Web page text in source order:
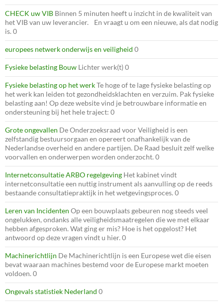
CHECK uw VIB Binnen 5 minuten heeft u inzicht in de kwaliteit van
het VIB van uw leverancier. En vraagt u om een nieuwe, als dat nodig
is. 0
europees netwerk onderwijs en veiligheid 0
Fysieke belasting Bouw Lichter werk(t) 0
Fysieke belasting op het werkTe hoge of te lage fysieke belasting op
het werk kan leiden tot gezondheidsklachten en verzuim. Pak fysieke
belasting aan! Op deze website vind je betrouwbare informatie en
ondersteuning bij het hele traject: 0
Grote ongevallen De Onderzoeksraad voor Veiligheid is een
zelfstandig bestuursorgaan en opereert onafhankelijk van de
Nederlandse overheid en andere partijen. De Raad besluit zelf welke
voorvallen en onderwerpen worden onderzocht. 0
Internetconsultatie ARBO regelgeving Het kabinet vindt
internetconsultatie een nuttig instrument als aanvulling op de reeds
bestaande consultatiepraktijk in het wetgevingsproces. 0
Leren van Incidenten Op een bouwplaats gebeuren nog steeds veel
ongelukken, ondanks alle veiligheidsmaatregelen die we met elkaar
hebben afgesproken. Wat ging er mis? Hoe is het opgelost? Het
antwoord op deze vragen vindt u hier. 0
Machinerichtlijn De Machinerichtlijn is een Europese wet die eisen
bevat waaraan machines bestemd voor de Europese markt moeten
voldoen. 0
Ongevals statistiek Nederland 0